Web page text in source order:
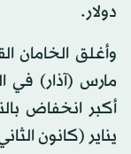
دولار.
مارس (آذار) في
أكبر انخفاض
يناير (كانون